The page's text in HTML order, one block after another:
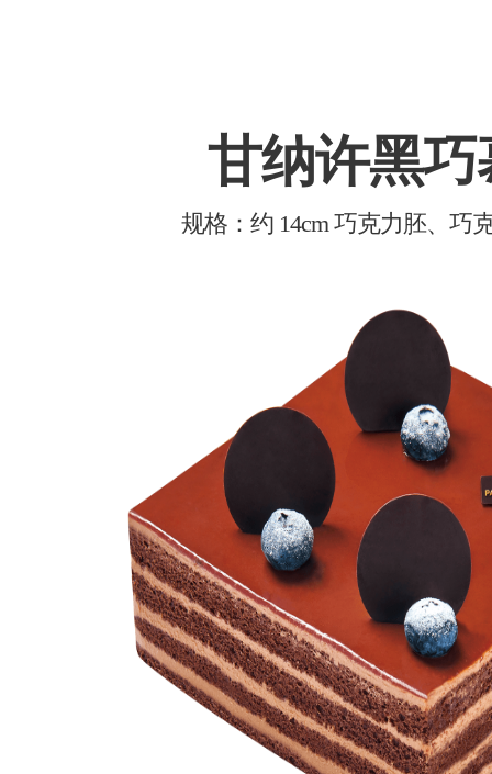
甘纳许黑巧
规格：约 14cm 巧克力胚、巧